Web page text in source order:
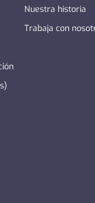
Nuestra historia
Trabaja con